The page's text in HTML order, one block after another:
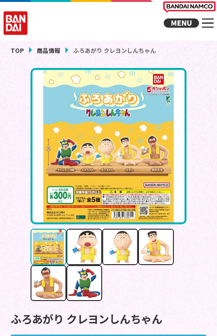
TOP 商品情報 ふろあがり クレヨンしんちゃん
ふろあがり クレヨンしんちゃん